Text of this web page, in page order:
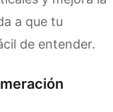
a que tu
de entender.